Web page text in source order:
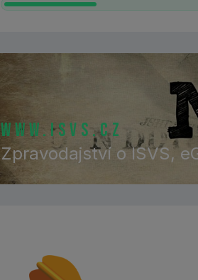
www.isvs.cz
Zpravodajství o ISVS,